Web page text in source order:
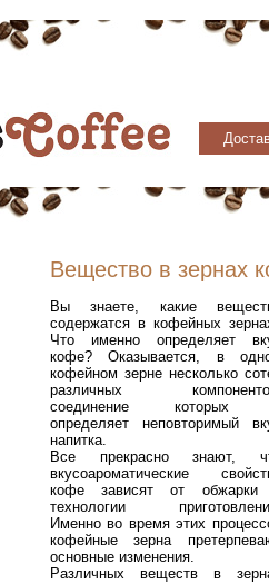
Вещество в зернах
Вы знаете, какие
содержатся в кофейных
Что именно определяет
кофе? Оказывается, в
кофейном зерне несколько
различных
соединение которых
определяет неповторимый
напитка.
Все прекрасно знают,
вкусоароматические
кофе зависят от
технологии
Именно во время этих
кофейные зерна
основные изменения.
Различных веществ в